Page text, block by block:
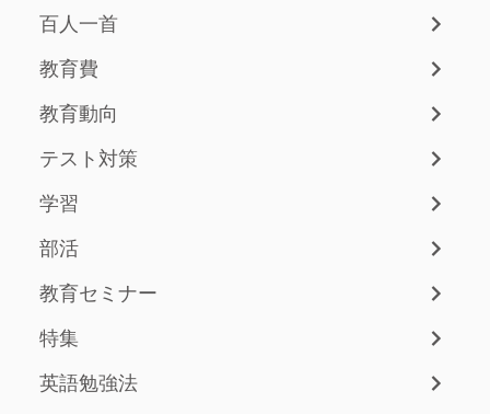
百人一首
教育費
教育動向
テスト対策
学習
部活
教育セミナー
特集
英語勉強法